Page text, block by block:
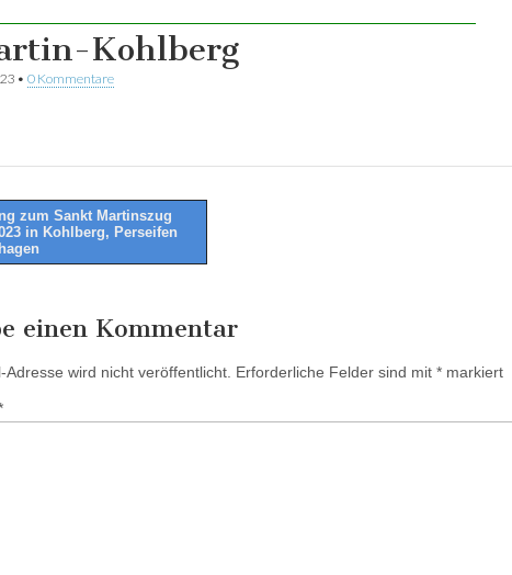
Kohlberg
• 0 Kommentare
zum Sankt Martinszug
in Kohlberg, Perseifen
einen Kommentar
Adresse wird nicht veröffentlicht. Erforderliche Felder sind mit * markiert